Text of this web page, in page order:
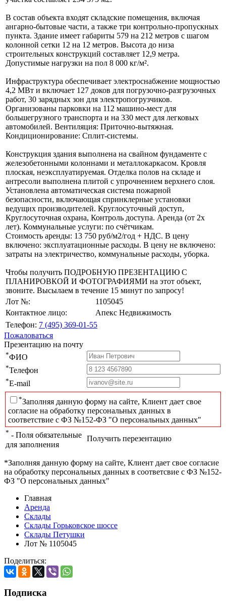
В состав объекта входят складские помещения, включая
ангарно-бытовые части, а также три контрольно-пропускных
пункта. Здание имеет габариты 579 на 212 метров с шагом
колонной сетки 12 на 12 метров. Высота до низа
строительных конструкций составляет 12,9 метра.
Допустимые нагрузки на пол 8 000 кг/м².
Инфраструктура обеспечивает электроснабжение мощностью
4,2 МВт и включает 127 доков для погрузочно-разгрузочных
работ, 30 зарядных зон для электропогрузчиков.
Организованы парковки на 112 машино-мест для
большегрузного транспорта и на 330 мест для легковых
автомобилей. Вентиляция: Приточно-вытяжная.
Кондиционирование: Сплит-системы.
Конструкция здания выполнена на свайном фундаменте с
железобетонными колоннами и металлокаркасом. Кровля
плоская, неэксплуатируемая. Отделка полов на складе и
антресоли выполнена плитой с упрочнением верхнего слоя.
Установлена автоматическая система пожарной
безопасности, включающая спринклерные установки
ведущих производителей. Круглосуточный доступ,
Круглосуточная охрана, Контроль доступа. Аренда (от 2х
лет). Коммунальные услуги: по счётчикам.
Стоимость аренды: 13 750 руб/м2/год + НДС. В цену
включено: эксплуатационные расходы. В цену не включено:
затраты на электричество, коммунальные расходы, уборка.
Чтобы получить ПОДРОБНУЮ ПРЕЗЕНТАЦИЮ С
ПЛАНИРОВКОЙ И ФОТОГРАФИЯМИ на этот объект,
звоните. Высылаем в течение 15 минут по запросу!
Лот №:
1105045
Контактное лицо:
Апекс Недвижимость
Телефон: 7 (495) 369-01-55
Пожаловаться
Презентацию на почту
*ФИО
*Телефон
*E-mail
*Заполняя данную форму на сайте, Клиент дает свое
согласие на обработку персональных данных в
соответствие с ФЗ №152-ФЗ "О персональных данных"
* - Поля обязательные
для заполнения
Получить перезентацию
*Заполняя данную форму на сайте, Клиент дает свое согласие
на обработку персональных данных в соответсвие с ФЗ №152-
ФЗ "О персональных данных"
Главная
Аренда
Склады
Склады Горьковское шоссе
Склады Петушки
Лот № 1105045
Поделиться:
Подписка